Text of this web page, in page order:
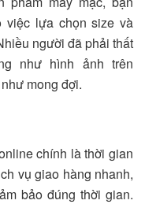
việc lựa chọn size và
người đã phải thất
như hình ảnh trên
mong đợi.
chính là thời gian
vụ giao hàng nhanh,
bảo đúng thời gian.